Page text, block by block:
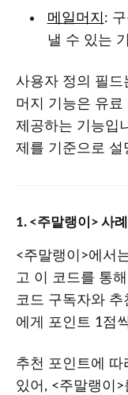
메일머지 :
낼 수 있는
사용자 정의 필드
머지 기능은 유료
제공하는 기능입
제를 기준으로 설
1. <주말랭이> 사례
<주말랭이>에서
고 이 코드를 통
코드 구독자와
에게 포인트 1점
추천 포인트에
있어, <주말랭이